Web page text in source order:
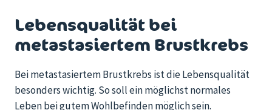
Lebensqualität bei
metastasiertem Brustkrebs
Bei metastasiertem Brustkrebs ist die Lebensqualität
besonders wichtig. So soll ein möglichst normales
Leben bei gutem Wohlbefinden möglich sein.